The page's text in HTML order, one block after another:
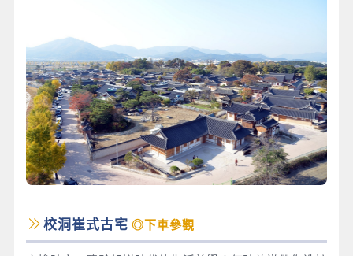
校洞崔式古宅 ◎下車參觀